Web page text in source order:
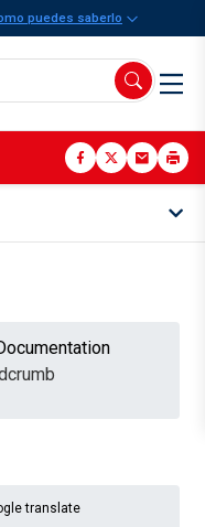
puedes saberlo
translate